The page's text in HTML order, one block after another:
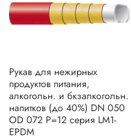
Рукав для нежирных
продуктов питания,
алкогольн. и бкзалкогольн.
напитков (до 40%) DN 050
OD 072 Р=12 серия LM1-
EPDM